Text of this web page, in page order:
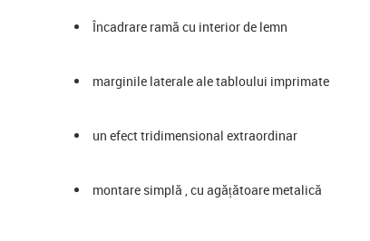
Încadrare ramă cu interior de lemn
marginile laterale ale tabloului imprimate
un efect tridimensional extraordinar
montare simplă , cu agățătoare metalică